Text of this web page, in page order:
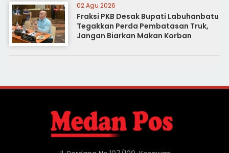
02 Agu 2026
Fraksi PKB Desak Bupati Labuhanbatu
Tegakkan Perda Pembatasan Truk,
Jangan Biarkan Makan Korban